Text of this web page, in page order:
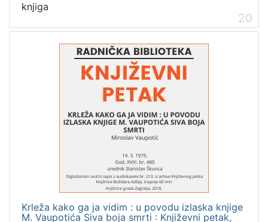
knjiga
20
Krleža kako ga ja vidim : u povodu izlaska knjige
M. Vaupotića Siva boja smrti : Književni petak,